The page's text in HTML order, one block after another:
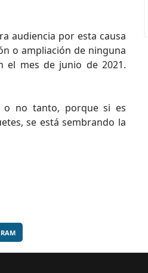
audiencia por esta causa
o ampliación de ninguna
el mes de junio de 2021.
o no tanto, porque si es
se está sembrando la